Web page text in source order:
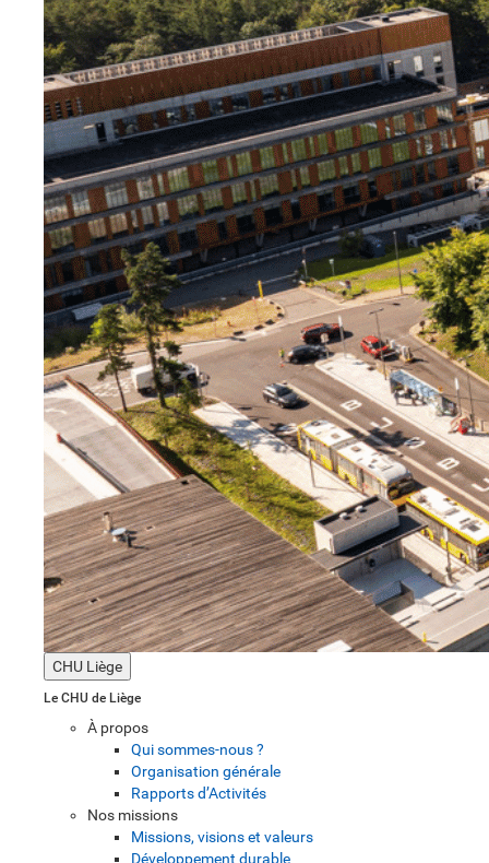
CHU Liège
Le CHU de Liège
À propos
Qui sommes-nous ?
Organisation générale
Rapports d’Activités
Nos missions
Missions, visions et valeurs
Développement durable